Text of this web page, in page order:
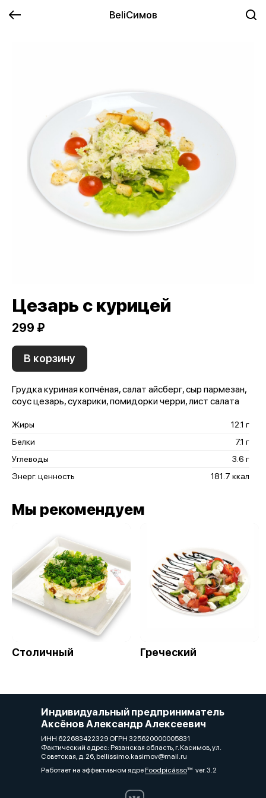
BeliСимов
Цезарь с курицей
299 ₽
В корзину
Грудка куриная копчёная, салат айсберг, сыр пармезан,
соус цезарь, сухарики, помидорки черри, лист салата
Жиры
12.1 г
Белки
7.1 г
Углеводы
3.6 г
Энерг. ценность
181.7 ккал
Мы рекомендуем
Столичный Греческий
Индивидуальный предприниматель
Аксёнов Александр Алексеевич
ИНН 622683422329 ОГРН 325620000005831
Фактический адрес: Рязанская область, г. Касимов, ул.
Советская, д. 26, bellissimo.kasimov@mail.ru
Работает на эффективном ядреFoodpicássover. 3.2